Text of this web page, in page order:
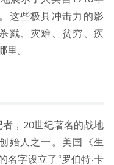
这些极具冲击力的影
戮、灾难、贫穷、疾
里。
者，20世纪著名的战地
始人之一。美国《生
名字设立了“罗伯特·卡